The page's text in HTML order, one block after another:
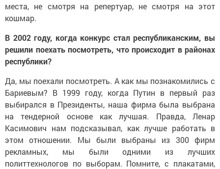
места, не смотря на репертуар, не смотря на этот
кошмар.
В 2002 году, когда конкурс стал республиканским, вы
решили поехать посмотреть, что происходит в районах
республики?
Да, мы поехали посмотреть. А как мы познакомились с
Бариевым? В 1999 году, когда Путин в первый раз
выбирался в Президенты, наша фирма была выбрана
на тендерной основе как лучшая. Правда, Ленар
Касимович нам подсказывал, как лучше работать в
этом отношении. Мы были выбраны из 300 фирм
рекламных, мы были одними из лучших
политтехнологов по выборам. Помните, с плакатами,